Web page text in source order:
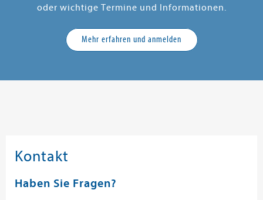
oder wichtige Termine und Informationen.
Mehr erfahren und anmelden
Kontakt
Haben Sie Fragen?